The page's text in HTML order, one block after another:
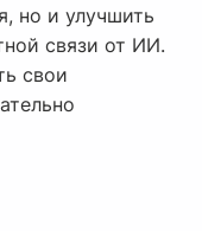
но и улучшить
связи от ИИ.
свои